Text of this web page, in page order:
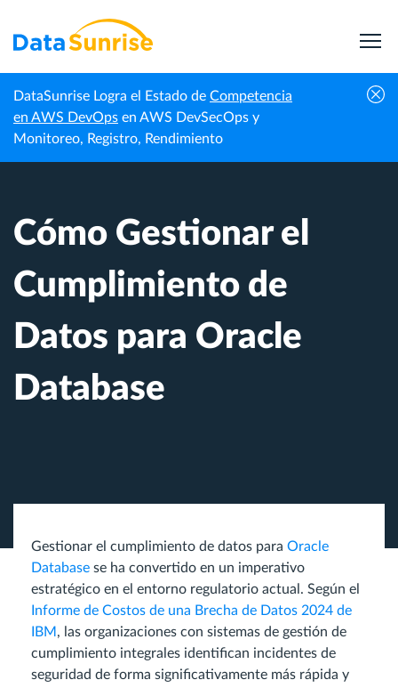
DataSunrise Logra el Estado de Competencia
en AWS DevOps en AWS DevSecOps y
Monitoreo, Registro, Rendimiento
Inicio
Centro de
Conocimiento
Cómo Gestionar el Cumplimiento de Datos
para Oracle Database
Cómo Gestionar el
Cumplimiento de
Datos para Oracle
Database
Gestionar el cumplimiento de datos para Oracle
Database se ha convertido en un imperativo
estratégico en el entorno regulatorio actual. Según el
Informe de Costos de una Brecha de Datos 2024 de
IBM , las organizaciones con sistemas de gestión de
cumplimiento integrales identifican incidentes de
seguridad de forma significativamente más rápida y